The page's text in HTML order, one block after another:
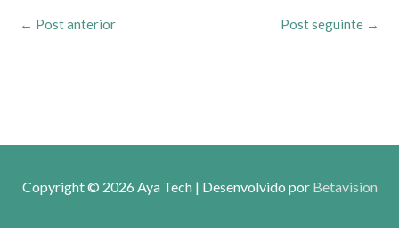
← Post anterior Post seguinte →
Copyright © 2026 Aya Tech| Desenvolvido por Betavision